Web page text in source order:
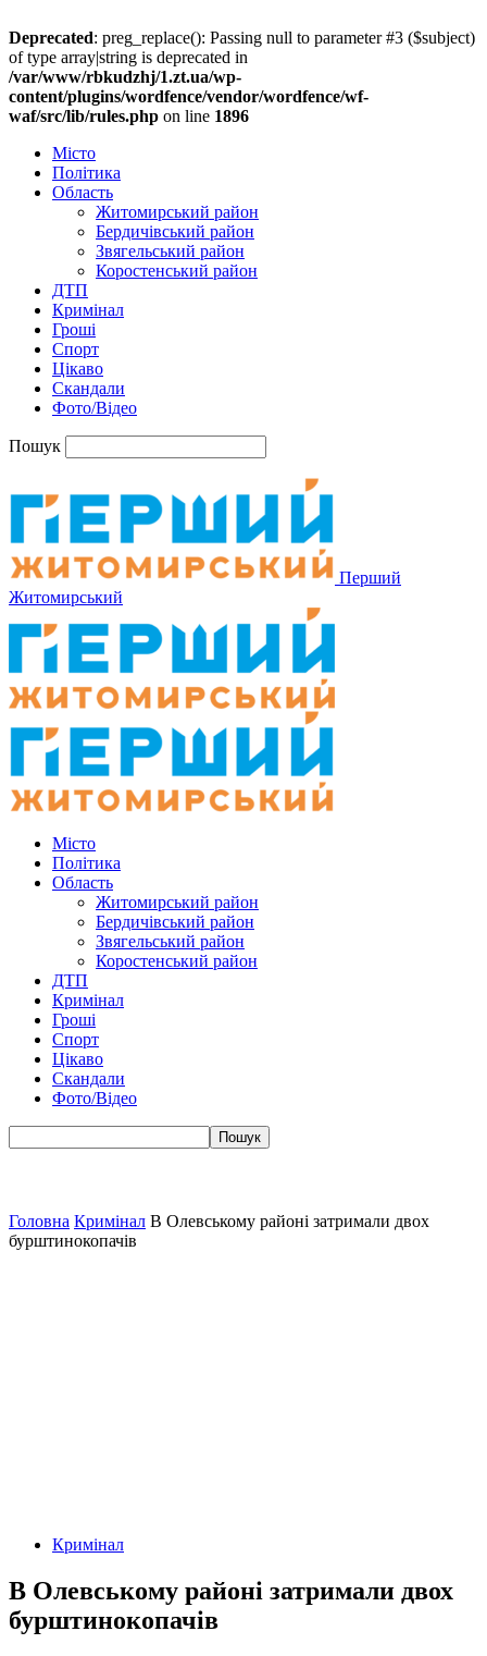
Deprecated: preg_replace(): Passing null to parameter #3 ($subject)
of type array|string is deprecated in
/var/www/rbkudzhj/1.zt.ua/wp-
content/plugins/wordfence/vendor/wordfence/wf-
waf/src/lib/rules.php on line 1896
Місто
Політика
Область
Житомирський район
Бердичівський район
Звягельський район
Коростенський район
ДТП
Кримінал
Гроші
Спорт
Цікаво
Скандали
Фото/Відео
Пошук
Перший
Житомирський
Місто
Політика
Область
Житомирський район
Бердичівський район
Звягельський район
Коростенський район
ДТП
Кримінал
Гроші
Спорт
Цікаво
Скандали
Фото/Відео
Головна Кримінал В Олевському районі затримали двох
бурштинокопачів
Кримінал
В Олевському районі затримали двох
бурштинокопачів